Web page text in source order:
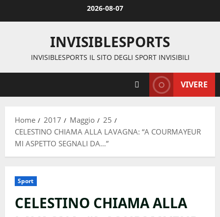
2026-08-07
INVISIBLESPORTS
INVISIBLESPORTS IL SITO DEGLI SPORT INVISIBILI
VIVERE
Home 2017 Maggio
25
CELESTINO CHIAMA ALLA LAVAGNA: “A COURMAYEUR
MI ASPETTO SEGNALI DA…”
Sport
CELESTINO CHIAMA ALLA